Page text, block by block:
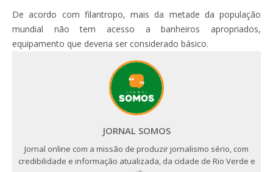
De acordo com filantropo, mais da metade da população
mundial não tem acesso a banheiros apropriados,
equipamento que deveria ser considerado básico.
JORNAL SOMOS
Jornal online com a missão de produzir jornalismo sério, com
credibilidade e informação atualizada, da cidade de Rio Verde e